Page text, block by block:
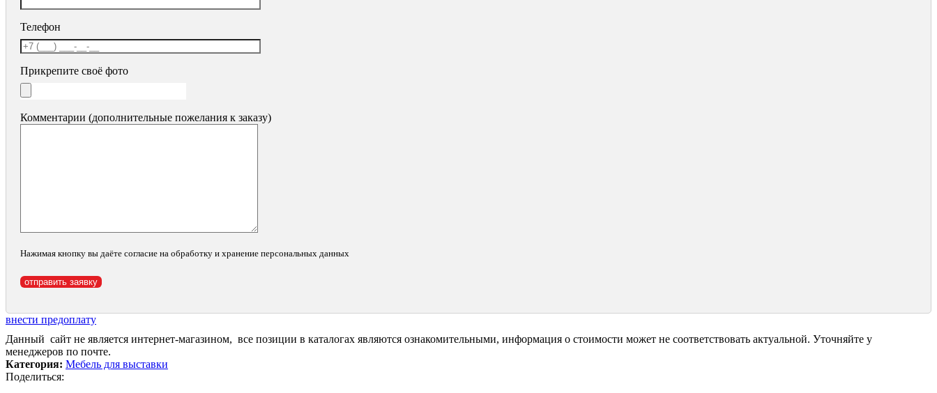
Телефон
Прикрепите своё фото
Комментарии (дополнительные пожелания к заказу)
Нажимая кнопку вы даёте согласие на обработку и хранение персональных данных
внести предоплату
Данный сайт не является интернет-магазином, все позиции в каталогах являются ознакомительными, информация о стоимости может не соответствовать актуальной. Уточняйте у
менеджеров по почте.
Категория: Мебель для выставки
Поделиться: